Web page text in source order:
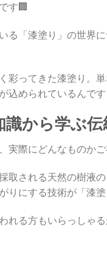
す🏢
る「漆塗り」の世界
彩ってきた漆塗り。
込められているんです
識から学ぶ
実際にどんなものか
取される天然の樹液
りにする技術が「漆塗
れる方もいらっしゃ